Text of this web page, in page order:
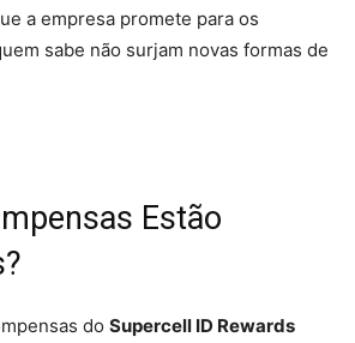
a empresa promete para os
sabe não surjam novas formas de
Estão
do Supercell ID Rewards